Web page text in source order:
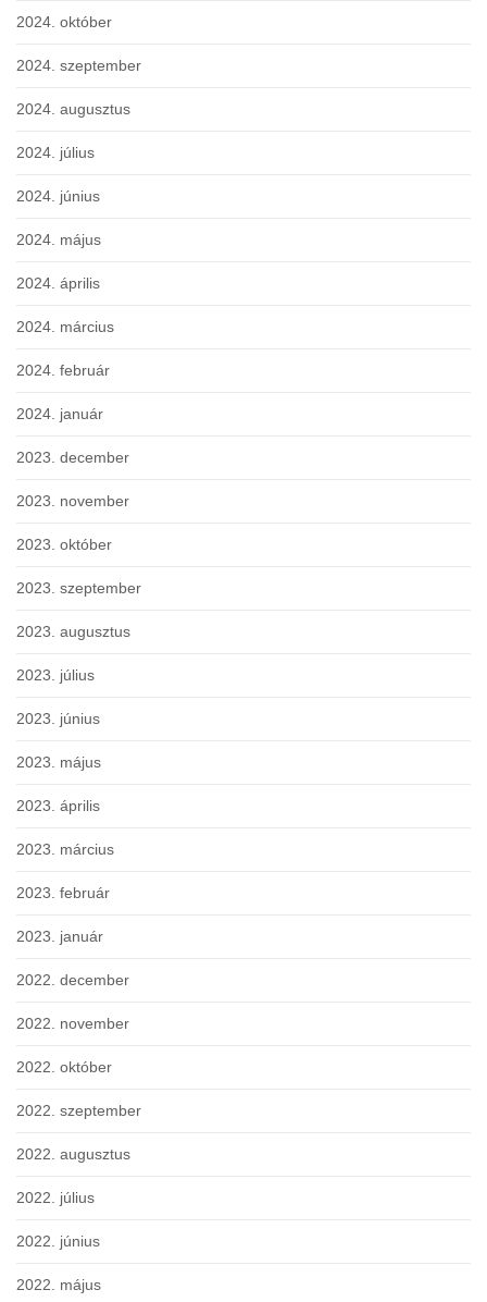
2024. október
2024. szeptember
2024. augusztus
2024. július
2024. június
2024. május
2024. április
2024. március
2024. február
2024. január
2023. december
2023. november
2023. október
2023. szeptember
2023. augusztus
2023. július
2023. június
2023. május
2023. április
2023. március
2023. február
2023. január
2022. december
2022. november
2022. október
2022. szeptember
2022. augusztus
2022. július
2022. június
2022. május